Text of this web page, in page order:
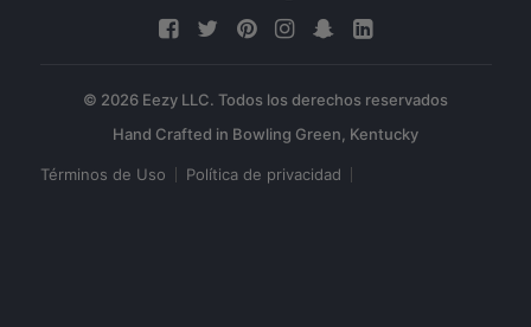
© 2026 Eezy LLC. Todos los derechos reservados
Términos de Uso Política de privacidad